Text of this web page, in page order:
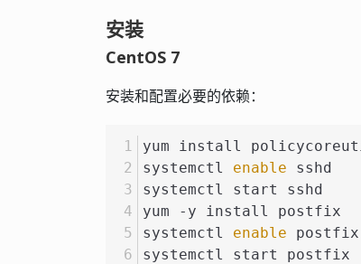
安装
CentOS 7
安装和配置必要的依赖：
yum install
systemctl enable sshd
systemctl start sshd
yum -y install postfix
systemctl enable postfix
systemctl start postfix